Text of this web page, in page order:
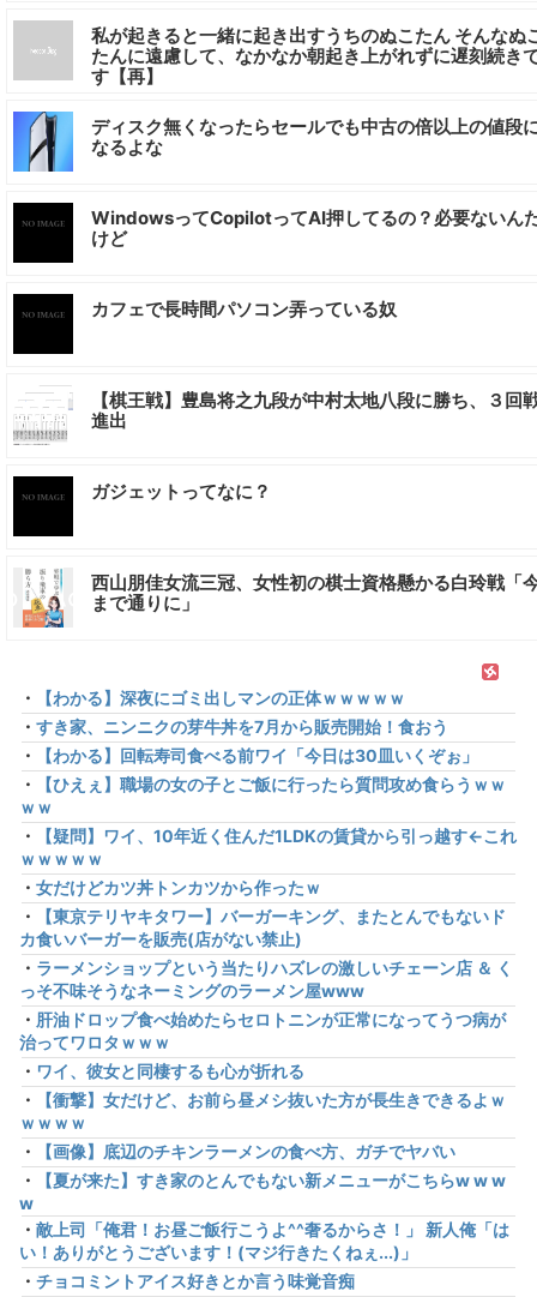
私が起きると一緒に起き出すうちのぬこたん そんなぬ
たんに遠慮して、なかなか朝起き上がれずに遅刻続き
す【再】
ディスク無くなったらセールでも中古の倍以上の値段
なるよな
WindowsってCopilotってAI押してるの？必要ないん
けど
カフェで長時間パソコン弄っている奴
【棋王戦】豊島将之九段が中村太地八段に勝ち、３回
進出
ガジェットってなに？
西山朋佳女流三冠、女性初の棋士資格懸かる白玲戦「
まで通りに」
・
【わかる】深夜にゴミ出しマンの正体ｗｗｗｗｗ
・ すき家、ニンニクの芽牛丼を7月から販売開始！食おう
・
【わかる】回転寿司食べる前ワイ「今日は30皿いくぞぉ」
・
【ひえぇ】職場の女の子とご飯に行ったら質問攻め食らうｗｗ
ｗｗ
・
【疑問】ワイ、10年近く住んだ1LDKの賃貸から引っ越す←これ
ｗｗｗｗｗ
・ 女だけどカツ丼トンカツから作ったｗ
・
【東京テリヤキタワー】バーガーキング、またとんでもないド
カ食いバーガーを販売(店がない禁止)
・ ラーメンショップという当たりハズレの激しいチェーン店 ＆ く
っそ不味そうなネーミングのラーメン屋www
・ 肝油ドロップ食べ始めたらセロトニンが正常になってうつ病が
治ってワロタｗｗｗ
・ ワイ、彼女と同棲するも心が折れる
・
【衝撃】女だけど、お前ら昼メシ抜いた方が長生きできるよｗ
ｗｗｗｗ
・
【画像】底辺のチキンラーメンの食べ方、ガチでヤバい
・
【夏が来た】すき家のとんでもない新メニューがこちらw w w
w
・ 敵上司「俺君！お昼ご飯行こうよ^^奢るからさ！」 新人俺「は
い！ありがとうございます！(マジ行きたくねぇ...)」
・ チョコミントアイス好きとか言う味覚音痴